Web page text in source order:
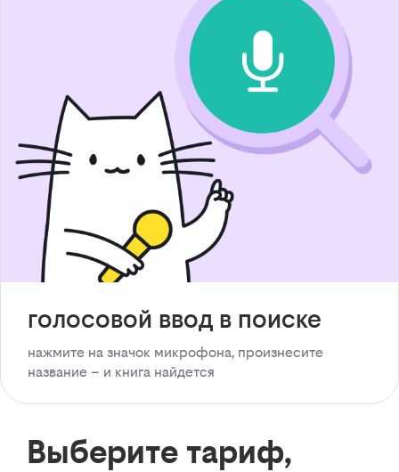
голосовой ввод в поиске
нажмите на значок микрофона, произнесите
название – и книга найдется
Выберите тариф,